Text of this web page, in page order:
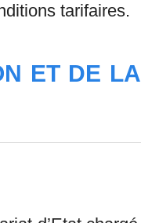
tarifaires.
ET DE